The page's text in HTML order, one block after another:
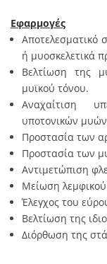
Εφαρμογές
Αποτελεσματικό
ή μυοσκελετικά
Βελτίωση της
μυϊκού τόνου.
Αναχαίτιση
υποτονικών
Προστασία των
Προστασία των
Αντιμετώπιση
Μείωση
Έλεγχος του
Βελτίωση της
Διόρθωση της